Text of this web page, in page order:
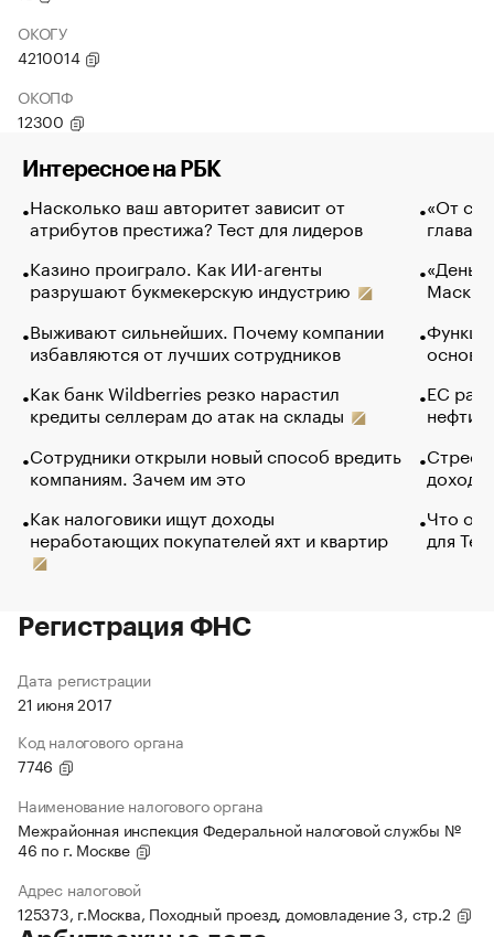
ОКОГУ
4210014
ОКОПФ
12300
Интересное на РБК
Насколько ваш авторитет зависит от
атрибутов престижа? Тест для лидеров
Казино проиграло. Как ИИ-агенты
разрушают букмекерскую индустрию
Выживают сильнейших. Почему компании
избавляются от лучших сотрудников
Как банк Wildberries резко нарастил
кредиты селлерам до атак на склады
Сотрудники открыли новый способ вредить
компаниям. Зачем им это
Как налоговики ищут доходы
неработающих покупателей яхт и квартир
«От
глава
Маск в
основ
ЕС
нефти
Что
для
Регистрация ФНС
Дата регистрации
21 июня 2017
Код налогового органа
7746
Наименование налогового органа
Межрайонная инспекция Федеральной налоговой службы №
46 по г. Москве
Адрес налоговой
125373, г.Москва, Походный проезд, домовладение 3, стр.2